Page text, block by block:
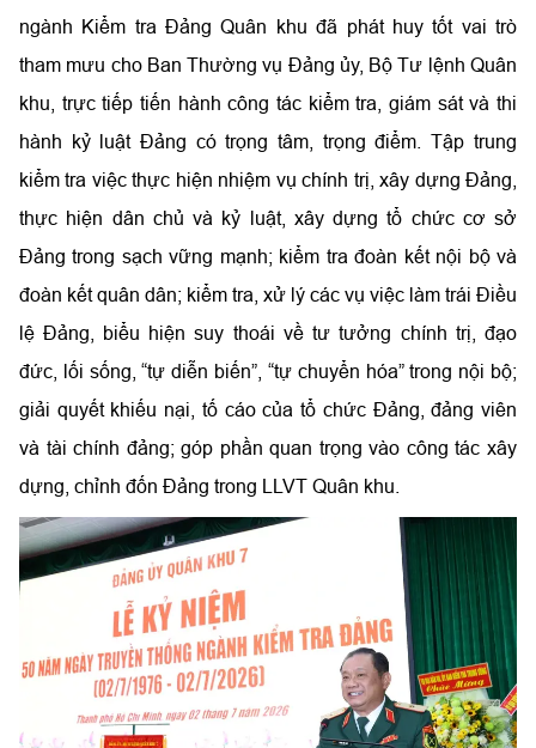
ngành Kiểm tra Đảng Quân khu đã phát huy tốt vai trò
tham mưu cho Ban Thường vụ Đảng ủy, Bộ Tư lệnh Quân
khu, trực tiếp tiến hành công tác kiểm tra, giám sát và thi
hành kỷ luật Đảng có trọng tâm, trọng điểm. Tập trung
kiểm tra việc thực hiện nhiệm vụ chính trị, xây dựng Đảng,
thực hiện dân chủ và kỷ luật, xây dựng tổ chức cơ sở
Đảng trong sạch vững mạnh; kiểm tra đoàn kết nội bộ và
đoàn kết quân dân; kiểm tra, xử lý các vụ việc làm trái Điều
lệ Đảng, biểu hiện suy thoái về tư tưởng chính trị, đạo
đức, lối sống, “tự diễn biến”, “tự chuyển hóa” trong nội bộ;
giải quyết khiếu nại, tố cáo của tổ chức Đảng, đảng viên
và tài chính đảng; góp phần quan trọng vào công tác xây
dựng, chỉnh đốn Đảng trong LLVT Quân khu.